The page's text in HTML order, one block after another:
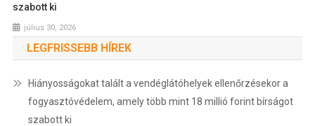
szabott ki
július 30, 2026
LEGFRISSEBB HÍREK
Hiányosságokat talált a vendéglátóhelyek ellenőrzésekor a
fogyasztóvédelem, amely több mint 18 millió forint bírságot
szabott ki